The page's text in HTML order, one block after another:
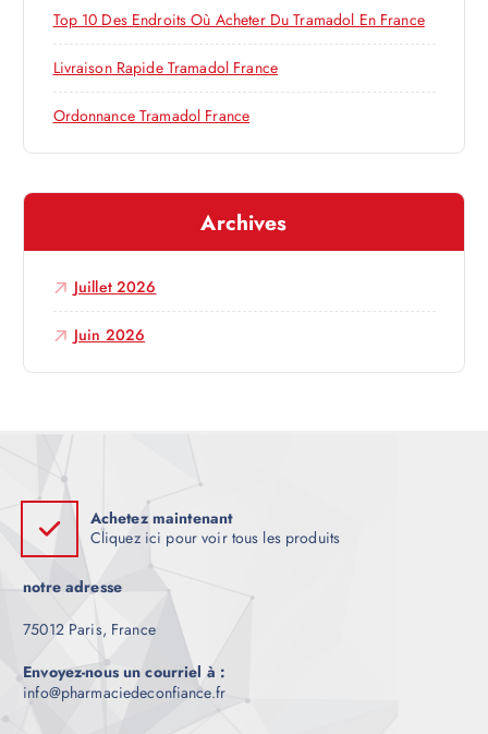
r
t
i
:Top 10 Des Endroits Où Acheter Du Tramadol En France
Livraison Rapide Tramadol France
Ordonnance Tramadol France
Archives
Juillet 2026
Juin 2026
Achetez maintenant
Cliquez ici pour voir tous les produits
notre adresse
75012 Paris, France
Envoyez-nous un courriel à :
info@pharmaciedeconfiance.fr